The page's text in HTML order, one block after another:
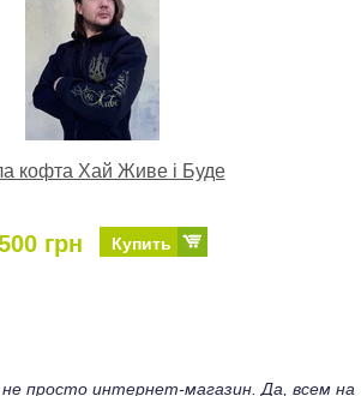
кофта Хай Живе і Буде
грн Купить
просто интернет-магазин. Да, всем на